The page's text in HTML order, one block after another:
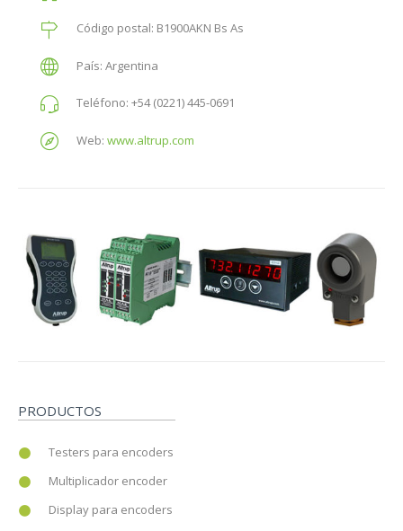
Código postal: B1900AKN Bs As
País: Argentina
Teléfono: +54 (0221) 445-0691
Web: www.altrup.com
PRODUCTOS
Testers para encoders
Multiplicador encoder
Display para encoders